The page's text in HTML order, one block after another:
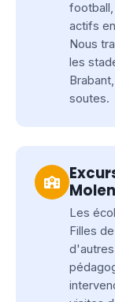
actifs
Nous
les
soutes.
Les
Filles